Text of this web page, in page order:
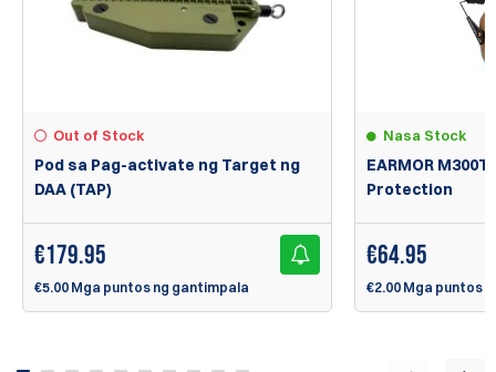
Out of Stock
Pod sa Pag-activate ng Target ng
DAA (TAP)
€179.95
€5.00 Mga puntos ng gantimpala
Nasa Stock
EARMOR
Protection
€64.95
€2.00 Mga puntos